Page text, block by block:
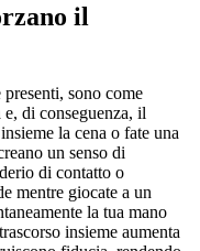
il
sono come
di conseguenza, il
la cena o fate una
un senso di
di contatto o
mentre giocate a un
la tua mano
insieme aumenta